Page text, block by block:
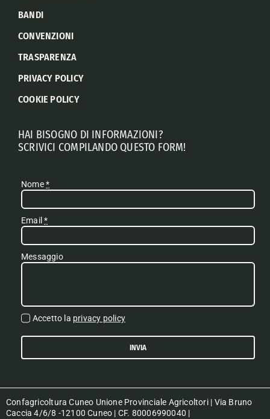
BANDI
CONVENZIONI
TRASPARENZA
PRIVACY POLICY
COOKIE POLICY
HAI BISOGNO DI INFORMAZIONI?
SCRIVICI COMPILANDO QUESTO FORM!
Nome*
Email*
Messaggio
Accetto la privacy policy
INVIA
Confagricoltura Cuneo Unione Provinciale Agricoltori | Via Bruno
Caccia 4/6/8 -12100 Cuneo | CF. 80006990040 |